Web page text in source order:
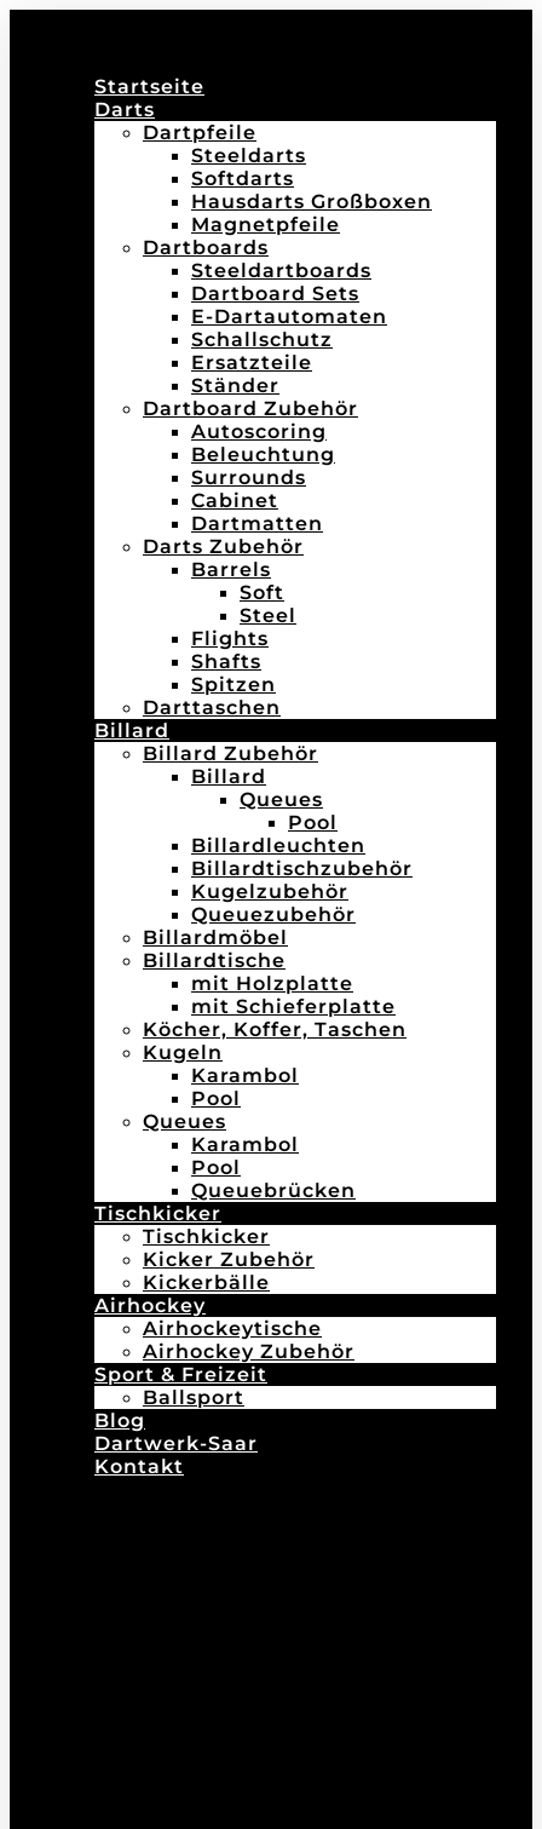
Startseite
Darts
Dartpfeile
Steeldarts
Softdarts
Hausdarts Großboxen
Magnetpfeile
Dartboards
Steeldartboards
Dartboard Sets
E-Dartautomaten
Schallschutz
Ersatzteile
Ständer
Dartboard Zubehör
Autoscoring
Beleuchtung
Surrounds
Cabinet
Dartmatten
Darts Zubehör
Barrels
Soft
Steel
Flights
Shafts
Spitzen
Darttaschen
Billard
Billard Zubehör
Billard
Queues
Pool
Billardleuchten
Billardtischzubehör
Kugelzubehör
Queuezubehör
Billardmöbel
Billardtische
mit Holzplatte
mit Schieferplatte
Köcher, Koffer, Taschen
Kugeln
Karambol
Pool
Queues
Karambol
Pool
Queuebrücken
Tischkicker
Tischkicker
Kicker Zubehör
Kickerbälle
Airhockey
Airhockeytische
Airhockey Zubehör
Sport & Freizeit
Ballsport
Blog
Dartwerk-Saar
Kontakt